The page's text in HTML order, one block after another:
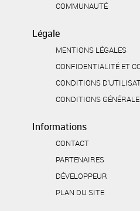
COMMUNAUTÉ
Légale
MENTIONS LÉGALES
CONFIDENTIALITÉ ET
CONDITIONS
CONDITIONS
Informations
CONTACT
PARTENAIRES
DÉVELOPPEUR
PLAN DU SITE